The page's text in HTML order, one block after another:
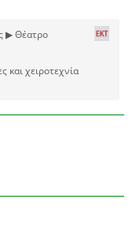
▶ Θέατρο
και χειροτεχνία